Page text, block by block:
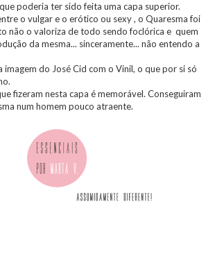
poderia ter sido feita uma capa superior.
o vulgar e o erótico ou sexy , o Quaresma foi
não o valoriza de todo sendo foclórica e quem
da mesma... sinceramente... não entendo a
imagem do José Cid com o Vinil, o que por si só
fizeram nesta capa é memorável. Conseguiram
num homem pouco atraente.